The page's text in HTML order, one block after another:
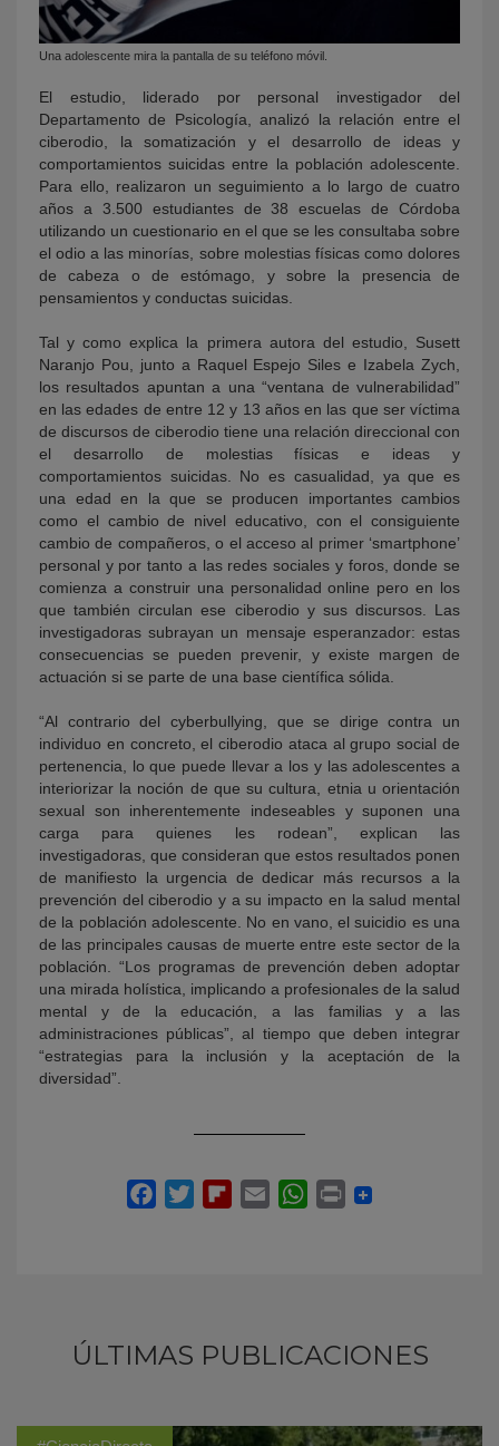
Una adolescente mira la pantalla de su teléfono móvil.
El estudio, liderado por personal investigador del
Departamento de Psicología, analizó la relación entre el
ciberodio, la somatización y el desarrollo de ideas y
comportamientos suicidas entre la población adolescente.
Para ello, realizaron un seguimiento a lo largo de cuatro
años a 3.500 estudiantes de 38 escuelas de Córdoba
utilizando un cuestionario en el que se les consultaba sobre
el odio a las minorías, sobre molestias físicas como dolores
de cabeza o de estómago, y sobre la presencia de
pensamientos y conductas suicidas.
Tal y como explica la primera autora del estudio, Susett
Naranjo Pou, junto a Raquel Espejo Siles e Izabela Zych,
los resultados apuntan a una “ventana de vulnerabilidad”
en las edades de entre 12 y 13 años en las que ser víctima
de discursos de ciberodio tiene una relación direccional con
el desarrollo de molestias físicas e ideas y
comportamientos suicidas. No es casualidad, ya que es
una edad en la que se producen importantes cambios
como el cambio de nivel educativo, con el consiguiente
cambio de compañeros, o el acceso al primer ‘smartphone’
personal y por tanto a las redes sociales y foros, donde se
comienza a construir una personalidad online pero en los
que también circulan ese ciberodio y sus discursos. Las
investigadoras subrayan un mensaje esperanzador: estas
consecuencias se pueden prevenir, y existe margen de
actuación si se parte de una base científica sólida.
“Al contrario del cyberbullying, que se dirige contra un
individuo en concreto, el ciberodio ataca al grupo social de
pertenencia, lo que puede llevar a los y las adolescentes a
interiorizar la noción de que su cultura, etnia u orientación
sexual son inherentemente indeseables y suponen una
carga para quienes les rodean”, explican las
investigadoras, que consideran que estos resultados ponen
de manifiesto la urgencia de dedicar más recursos a la
prevención del ciberodio y a su impacto en la salud mental
de la población adolescente. No en vano, el suicidio es una
de las principales causas de muerte entre este sector de la
población. “Los programas de prevención deben adoptar
una mirada holística, implicando a profesionales de la salud
mental y de la educación, a las familias y a las
administraciones públicas”, al tiempo que deben integrar
“estrategias para la inclusión y la aceptación de la
diversidad”.
ÚLTIMAS PUBLICACIONES